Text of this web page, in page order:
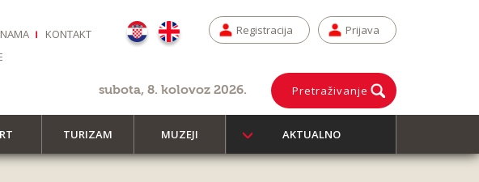
KONTAKT
Registracija Prijava
subota, 8. kolovoz 2026. Pretraživanje
TURIZAM MUZEJI AKTUALNO